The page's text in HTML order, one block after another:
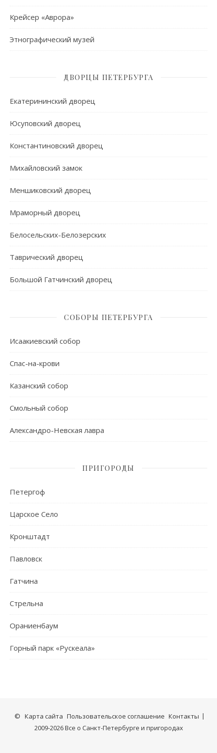
Крейсер «Аврора»
Этнографический музей
ДВОРЦЫ ПЕТЕРБУРГА
Екатерининский дворец
Юсуповский дворец
Константиновский дворец
Михайловский замок
Меншиковский дворец
Мраморный дворец
Белосельских-Белозерских
Таврический дворец
Большой Гатчинский дворец
СОБОРЫ ПЕТЕРБУРГА
Исаакиевский собор
Спас-на-крови
Казанский собор
Смольный собор
Александро-Невская лавра
ПРИГОРОДЫ
Петергоф
Царское Село
Кронштадт
Павловск
Гатчина
Стрельна
Ораниенбаум
Горный парк «Рускеала»
Карта сайта Пользовательское соглашение Контакты
©
2009-2026 Все о Санкт-Петербурге и пригородах